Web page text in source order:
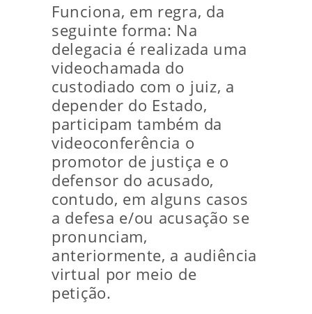
Funciona, em regra, da
seguinte forma: Na
delegacia é realizada uma
videochamada do
custodiado com o juiz, a
depender do Estado,
participam também da
videoconferência o
promotor de justiça e o
defensor do acusado,
contudo, em alguns casos
a defesa e/ou acusação se
pronunciam,
anteriormente, a audiência
virtual por meio de
petição.